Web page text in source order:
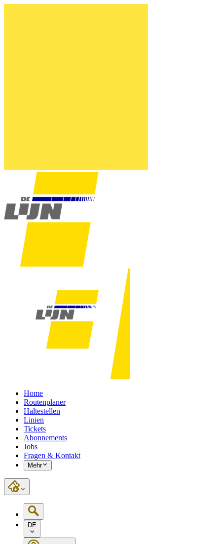
Home
Routenplaner
Haltestellen
Linien
Tickets
Abonnements
Jobs
Fragen & Kontakt
Mehr
DE